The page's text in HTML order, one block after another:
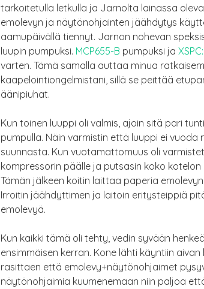
tarkoitetulla letkulla ja Jarnolta lainassa
emolevyn ja näytönohjainten jäähdytys
aamupäivällä tiennyt. Jarnon nohevan
luupin pumpuksi. MCP655-B pumpuksi ja
varten. Tämä samalla auttaa minua
kaapelointiongelmistani, sillä se peittää
äänipiuhat.
Kun toinen luuppi oli valmis, ajoin sitä pari
pumpulla. Näin varmistin että luuppi ei vuoda
suunnasta. Kun vuotamattomuus oli
kompressorin päälle ja putsasin koko
Tämän jälkeen koitin laittaa paperia
Irroitin jäähdyttimen ja laitoin eritysteippiä
emolevyä.
Kun kaikki tämä oli tehty, vedin syvään
ensimmäisen kerran. Kone lähti käyntiin
rasittaen että emolevy+näytönohjaimet
näytönohjaimia kuumenemaan niin paljoa